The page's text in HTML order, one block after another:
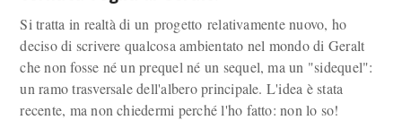
Si tratta in realtà di un progetto relativamente nuovo, ho
deciso di scrivere qualcosa ambientato nel mondo di Geralt
che non fosse né un prequel né un sequel, ma un "sidequel":
un ramo trasversale dell'albero principale. L'idea è stata
recente, ma non chiedermi perché l'ho fatto: non lo so!